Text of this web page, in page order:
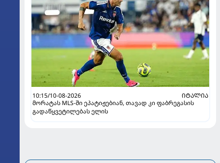
10:15/10-08-2026
ᲘᲢᲐᲚᲘᲐ
მორატას MLS-ში ეპატიჟებიან, თავად კი ფაბრეგასის
გადაწყვეტილებას ელის